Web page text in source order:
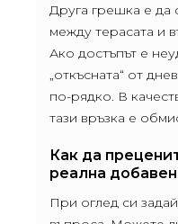
Друга грешка е да
между терасата и
Ако достъпът е
„откъсната“ от
по-рядко. В
тази връзка е
Как да
реална
При оглед си